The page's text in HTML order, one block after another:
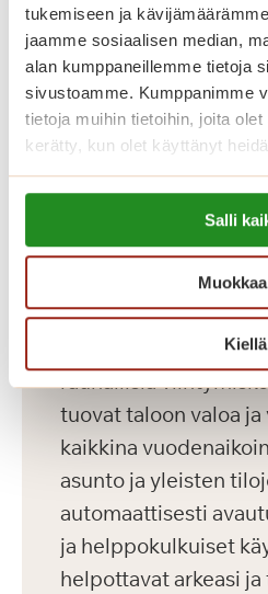
tukemiseen ja
jaamme sosiaalisen median,
alan kumppaneillemme tietoja
sivustoamme. Kumppanimme
tietoja muihin tietoihin, joita
kerätty, kun olet käyttänyt
Lue lisää evästeistä:
https://sagacare.fi/evasteet/
Salli
Muokkaa
Kiellä
henkilöltä
laskutetaan
Asukkailla on myös
vuokrata autopaikka
kuukausihintaan.
Palvelutalon
ovat myös talon
yhteistilat. Meillä on
kuntosali sekä
ulkoaltaineen.
rauhallisia
tuovat taloon valoa
kaikkina
asunto ja yleisten
automaattisesti
ja helppokulkuiset
helpottavat arkeasi